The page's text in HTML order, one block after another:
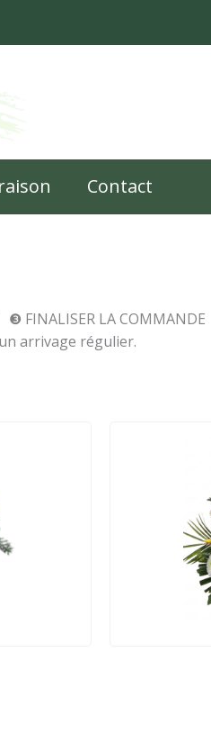
Contact
FINALISER LA COMMANDE
arrivage régulier.